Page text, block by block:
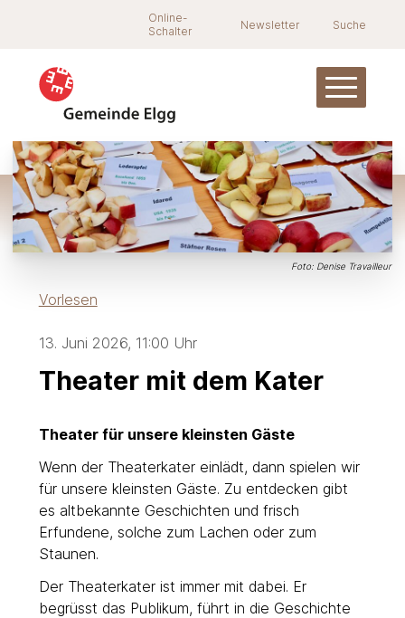
Navigieren in Elgg
SchnellnavigationOnline-
Schalter
Newsletter Suche
Foto: Denise Travailleur
Vorlesen
Theater mit dem Kater
13. Juni 2026, 11:00 Uhr
Theater für unsere kleinsten Gäste
Wenn der Theaterkater einlädt, dann spielen wir
für unsere kleinsten Gäste. Zu entdecken gibt
es altbekannte Geschichten und frisch
Erfundene, solche zum Lachen oder zum
Staunen.
Der Theaterkater ist immer mit dabei. Er
begrüsst das Publikum, führt in die Geschichte